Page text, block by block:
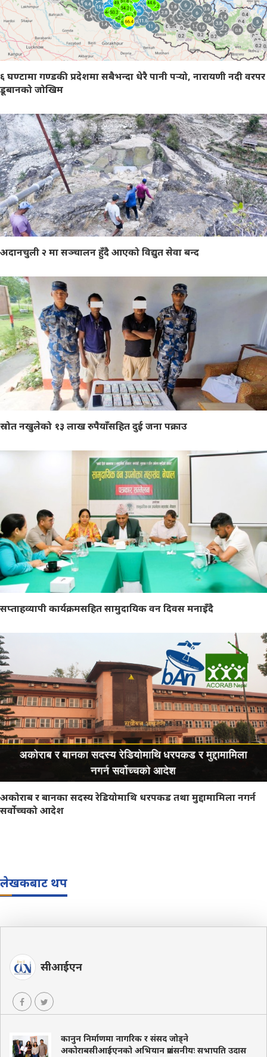
६ घण्टामा गण्डकी प्रदेशमा सबैभन्दा धेरै पानी पर्‍यो, नारायणी नदी वरपर
डूबानको जोखिम
अदानचुली २ मा सञ्चालन हुँदै आएको विद्युत सेवा बन्द
स्रोत नखुलेको १३ लाख रुपैयाँसहित दुई जना पक्राउ
सप्ताहव्यापी कार्यक्रमसहित सामुदायिक वन दिवस मनाइँदै
अकोराब र बानका सदस्य रेडियोमाथि धरपकड तथा मुद्दामामिला नगर्न
सर्वोच्चको आदेश
लेखकबाट थप
सीआईएन
कानुन निर्माणमा नागरिक र संसद जोड्ने
अकोराबसीआईएनको अभियान प्रशंसनीयः सभापति उदास